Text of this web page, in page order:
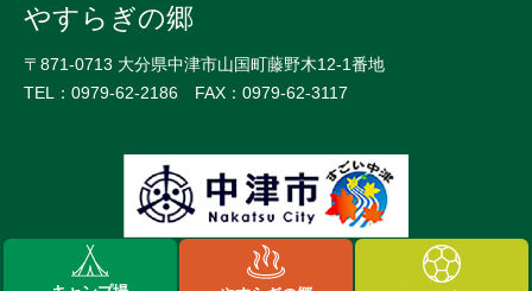
やすらぎの郷
〒871-0713 大分県中津市山国町藤野木12-1番地
TEL：0979-62-2186 FAX：0979-62-3117